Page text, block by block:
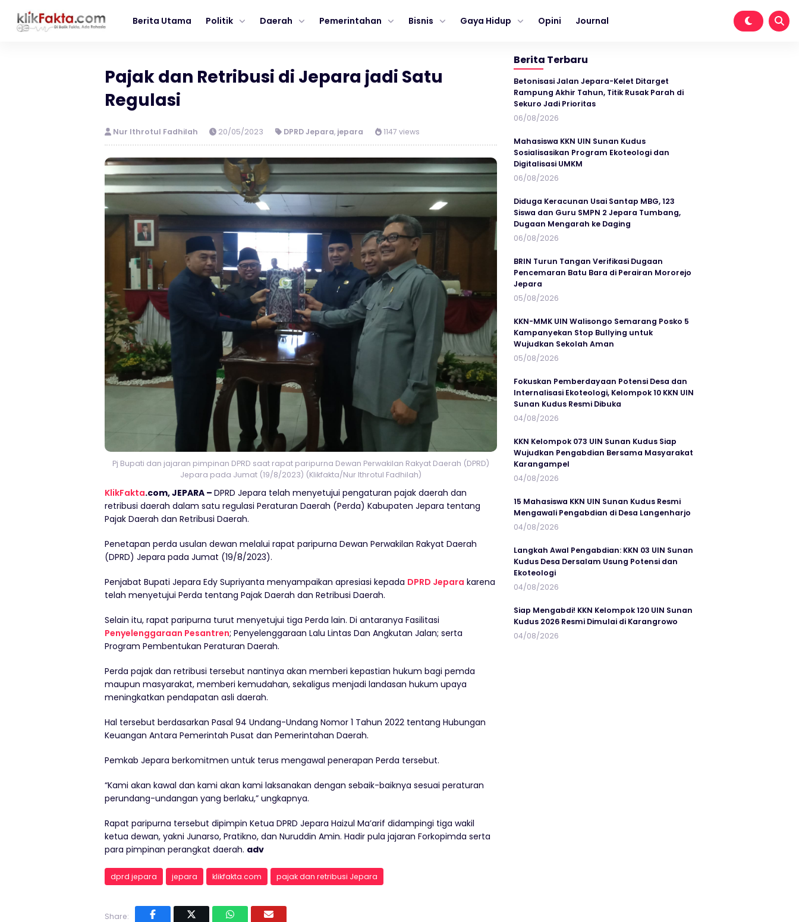
Berita Utama Politik Daerah Pemerintahan Bisnis Gaya Hidup Opini Journal
Pajak dan Retribusi di Jepara jadi Satu
Regulasi
Nur Ithrotul Fadhilah 20/05/2023 DPRD Jepara, jepara 1147 views
Pj Bupati dan jajaran pimpinan DPRD saat rapat paripurna Dewan Perwakilan Rakyat Daerah (DPRD)
Jepara pada Jumat (19/8/2023) (Klikfakta/Nur Ithrotul Fadhilah)
KlikFakta.com, JEPARA – DPRD Jepara telah menyetujui pengaturan pajak daerah dan
retribusi daerah dalam satu regulasi Peraturan Daerah (Perda) Kabupaten Jepara tentang
Pajak Daerah dan Retribusi Daerah.
Penetapan perda usulan dewan melalui rapat paripurna Dewan Perwakilan Rakyat Daerah
(DPRD) Jepara pada Jumat (19/8/2023).
Penjabat Bupati Jepara Edy Supriyanta menyampaikan apresiasi kepada DPRD Jepara karena
telah menyetujui Perda tentang Pajak Daerah dan Retribusi Daerah.
Selain itu, rapat paripurna turut menyetujui tiga Perda lain. Di antaranya Fasilitasi
Penyelenggaraan Pesantren; Penyelenggaraan Lalu Lintas Dan Angkutan Jalan; serta
Program Pembentukan Peraturan Daerah.
Perda pajak dan retribusi tersebut nantinya akan memberi kepastian hukum bagi pemda
maupun masyarakat, memberi kemudahan, sekaligus menjadi landasan hukum upaya
meningkatkan pendapatan asli daerah.
Hal tersebut berdasarkan Pasal 94 Undang-Undang Nomor 1 Tahun 2022 tentang Hubungan
Keuangan Antara Pemerintah Pusat dan Pemerintahan Daerah.
Pemkab Jepara berkomitmen untuk terus mengawal penerapan Perda tersebut.
“Kami akan kawal dan kami akan kami laksanakan dengan sebaik-baiknya sesuai peraturan
perundang-undangan yang berlaku,” ungkapnya.
Rapat paripurna tersebut dipimpin Ketua DPRD Jepara Haizul Ma’arif didampingi tiga wakil
ketua dewan, yakni Junarso, Pratikno, dan Nuruddin Amin. Hadir pula jajaran Forkopimda serta
para pimpinan perangkat daerah. adv
dprd jepara jepara klikfakta.com pajak dan retribusi Jepara
Share:
Berita Terbaru
Betonisasi Jalan Jepara-Kelet Ditarget
Rampung Akhir Tahun, Titik Rusak Parah di
Sekuro Jadi Prioritas
06/08/2026
Mahasiswa KKN UIN Sunan Kudus
Sosialisasikan Program Ekoteologi dan
Digitalisasi UMKM
06/08/2026
Diduga Keracunan Usai Santap MBG, 123
Siswa dan Guru SMPN 2 Jepara Tumbang,
Dugaan Mengarah ke Daging
06/08/2026
BRIN Turun Tangan Verifikasi Dugaan
Pencemaran Batu Bara di Perairan Mororejo
Jepara
05/08/2026
KKN-MMK UIN Walisongo Semarang Posko 5
Kampanyekan Stop Bullying untuk
Wujudkan Sekolah Aman
05/08/2026
Fokuskan Pemberdayaan Potensi Desa dan
Internalisasi Ekoteologi, Kelompok 10 KKN UIN
Sunan Kudus Resmi Dibuka
04/08/2026
KKN Kelompok 073 UIN Sunan Kudus Siap
Wujudkan Pengabdian Bersama Masyarakat
Karangampel
04/08/2026
15 Mahasiswa KKN UIN Sunan Kudus Resmi
Mengawali Pengabdian di Desa Langenharjo
04/08/2026
Langkah Awal Pengabdian: KKN 03 UIN Sunan
Kudus Desa Dersalam Usung Potensi dan
Ekoteologi
04/08/2026
Siap Mengabdi! KKN Kelompok 120 UIN Sunan
Kudus 2026 Resmi Dimulai di Karangrowo
04/08/2026